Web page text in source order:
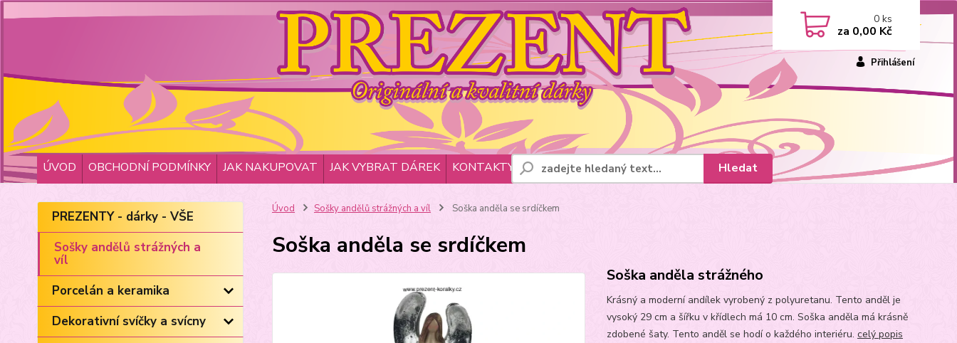
ÚVOD OBCHODNÍ PODMÍNKY JAK NAKUPOVAT JAK VYBRAT DÁREK KONTAKTY
Přihlášení
Hledat
0ks
za 0,00 Kč
PREZENTY - dárky - VŠE
Sošky andělů strážných a
víl
Porcelán a keramika
Dekorativní svíčky a svícny
Úvod Sošky andělů strážných a víl Soška anděla se srdíčkem
Soška anděla se srdíčkem
Soška anděla strážného
Krásný a moderní andílek vyrobený z polyuretanu. Tento anděl je
vysoký 29 cm a šířku v křídlech má 10 cm. Soška anděla má krásně
zdobené šaty. Tento anděl se hodí o každého interiéru. celý popis